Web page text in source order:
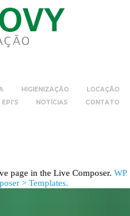
HIGIENIZAÇÃO
LOCAÇÃO
NOTÍCIAS CONTATO
page in the Live Composer. WP
> Templates.